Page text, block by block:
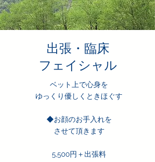
出張・臨床
フェイシャル​
ベット上で心身を
ゆっくり優しくときほぐす
◆お顔のお手入れを
させて頂きます
5,500円＋出張料